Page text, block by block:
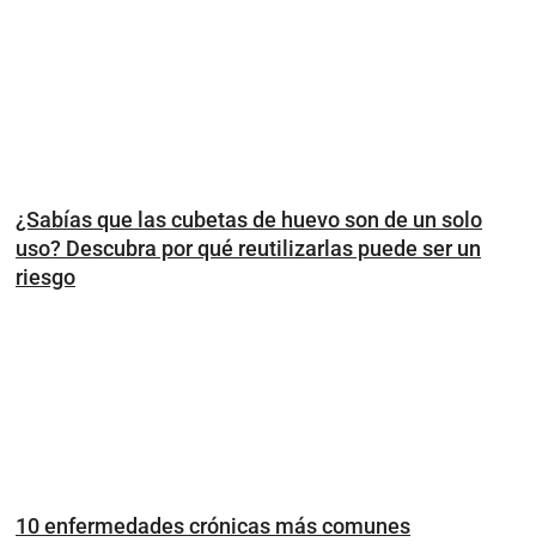
¿Sabías que las cubetas de huevo son de un solo
uso? Descubra por qué reutilizarlas puede ser un
riesgo
10 enfermedades crónicas más comunes